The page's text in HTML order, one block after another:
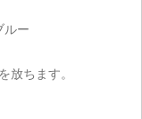
ルー
放ちます。